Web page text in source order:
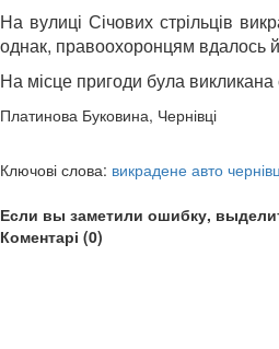
На вулиці Січових стрільців
однак, правоохоронцям вдалось
На місце пригоди була
Платинова Буковина, Чернівці
Ключові слова: викрадене авто
Если вы заметили ошибку,
Коментарі (0)